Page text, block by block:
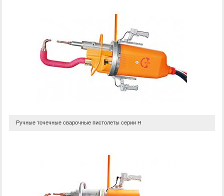
Ручные точечные сварочные пистолеты серии H